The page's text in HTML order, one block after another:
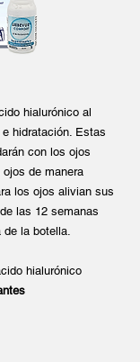
hialurónico al
hidratación. Estas
con los ojos
de manera
los ojos alivian sus
las 12 semanas
de la botella.
hialurónico